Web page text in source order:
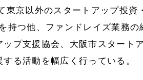
京以外のスタートアップ投資
つ他、ファンドレイズ業務の
プ支援協会、大阪市スタート
る活動を幅広く行っている。